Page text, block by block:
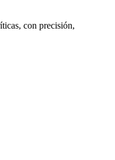
con precisión,